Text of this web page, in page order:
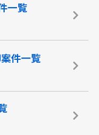
一覧
件一覧